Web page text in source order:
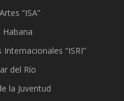
“ISA”
Habana
“ISRI”
del Río
la Juventud